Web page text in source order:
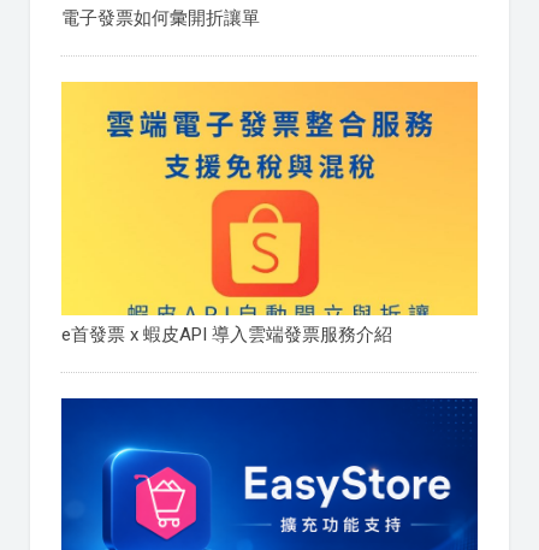
電子發票如何彙開折讓單
e首發票 x 蝦皮API 導入雲端發票服務介紹